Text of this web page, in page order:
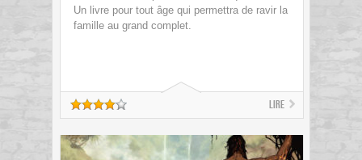
Un livre pour tout âge qui permettra de ravir la
famille au grand complet.
Lire